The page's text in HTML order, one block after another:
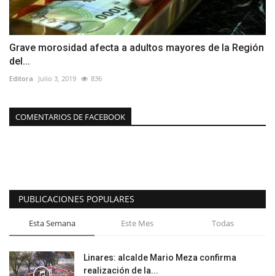
Grave morosidad afecta a adultos mayores de la Región
del...
Editora Julio 3, 2019 836
COMENTARIOS DE FACEBOOK
PUBLICACIONES POPULARES
Esta Semana Este Mes Todas
Linares: alcalde Mario Meza confirma
realización de la...